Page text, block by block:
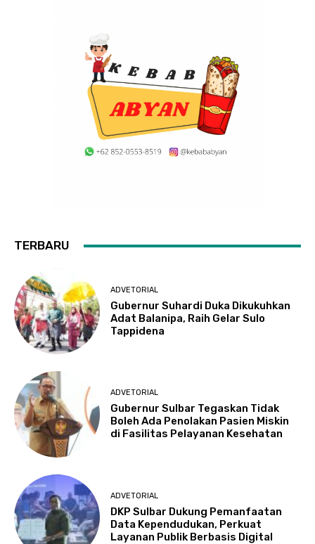
TERBARU
ADVETORIAL
Gubernur Suhardi Duka Dikukuhkan
Adat Balanipa, Raih Gelar Sulo
Tappidena
ADVETORIAL
Gubernur Sulbar Tegaskan Tidak
Boleh Ada Penolakan Pasien Miskin
di Fasilitas Pelayanan Kesehatan
ADVETORIAL
DKP Sulbar Dukung Pemanfaatan
Data Kependudukan, Perkuat
Layanan Publik Berbasis Digital